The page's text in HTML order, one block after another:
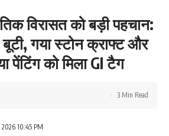
विरासत को बड़ी पहचान:
बूटी, गया स्टोन क्राफ्ट और
पेंटिंग को मिला GI टैग
2026 10:45 PM
3 Min Read